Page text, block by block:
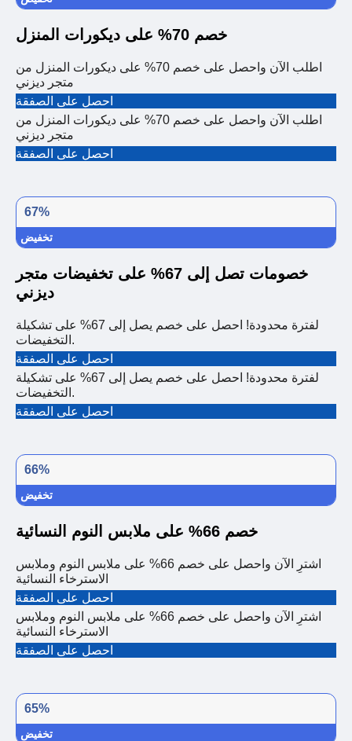
خصم 70% على ديكورات المنزل
اطلب الآن واحصل على خصم 70% على ديكورات المنزل من
متجر ديزني
احصل على الصفقة
اطلب الآن واحصل على خصم 70% على ديكورات المنزل من
متجر ديزني
احصل على الصفقة
67%
تخفيض
خصومات تصل إلى 67% على تخفيضات متجر
ديزني
لفترة محدودة! احصل على خصم يصل إلى 67% على تشكيلة
التخفيضات.
احصل على الصفقة
لفترة محدودة! احصل على خصم يصل إلى 67% على تشكيلة
التخفيضات.
احصل على الصفقة
66%
تخفيض
خصم 66% على ملابس النوم النسائية
اشترِ الآن واحصل على خصم 66% على ملابس النوم وملابس
الاسترخاء النسائية
احصل على الصفقة
اشترِ الآن واحصل على خصم 66% على ملابس النوم وملابس
الاسترخاء النسائية
احصل على الصفقة
65%
تخفيض